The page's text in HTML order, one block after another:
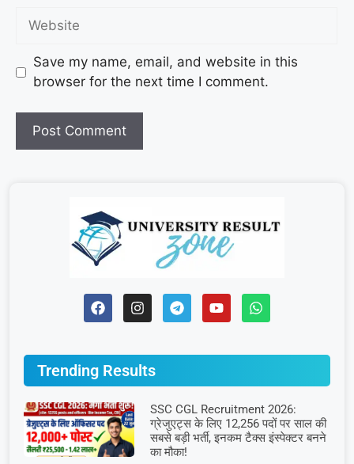
Save my name, email, and website in this
browser for the next time I comment.
Trending Results
SSC CGL Recruitment 2026:
ग्रेजुएट्स के लिए 12,256 पदों पर साल की
सबसे बड़ी भर्ती, इनकम टैक्स इंस्पेक्टर बनने
का मौका!